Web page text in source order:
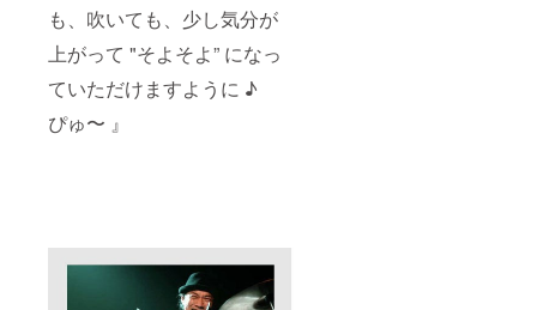
も、吹いても、少し気分が
上がって "そよそよ” になっ
ていただけますように ♪
ぴゅ〜 』